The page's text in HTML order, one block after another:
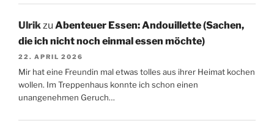
Ulrikzu Abenteuer Essen: Andouillette (Sachen,
die ich nicht noch einmal essen möchte)
22. APRIL 2026
Mir hat eine Freundin mal etwas tolles aus ihrer Heimat kochen
wollen. Im Treppenhaus konnte ich schon einen
unangenehmen Geruch…